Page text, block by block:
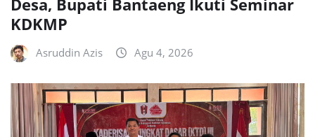
KDKMP
Asruddin Azis Agu 4, 2026